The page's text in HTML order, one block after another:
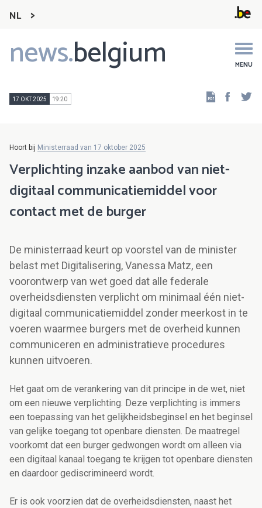
NL
news.belgium MENU
Main
navigation
17 OKT 2025 19:20
Hoort bij Ministerraad van 17 oktober 2025
Verplichting inzake aanbod van niet-
digitaal communicatiemiddel voor
contact met de burger
De ministerraad keurt op voorstel van de minister
belast met Digitalisering, Vanessa Matz, een
voorontwerp van wet goed dat alle federale
overheidsdiensten verplicht om minimaal één niet-
digitaal communicatiemiddel zonder meerkost in te
voeren waarmee burgers met de overheid kunnen
communiceren en administratieve procedures
kunnen uitvoeren.
Het gaat om de verankering van dit principe in de wet, niet
om een nieuwe verplichting. Deze verplichting is immers
een toepassing van het gelijkheidsbeginsel en het beginsel
van gelijke toegang tot openbare diensten. De maatregel
voorkomt dat een burger gedwongen wordt om alleen via
een digitaal kanaal toegang te krijgen tot openbare diensten
en daardoor gediscrimineerd wordt.
Er is ook voorzien dat de overheidsdiensten, naast het